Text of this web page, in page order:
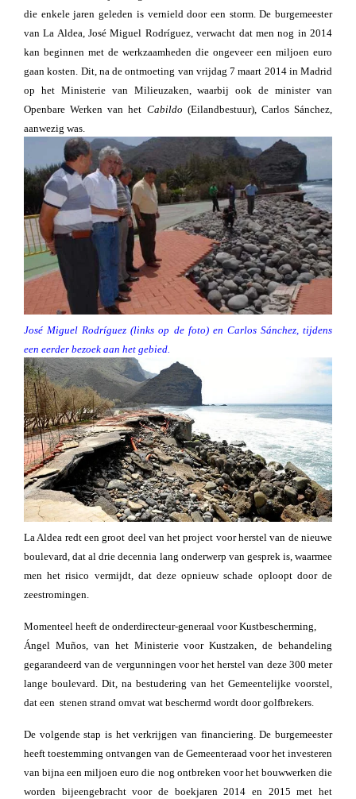
die enkele jaren geleden is vernield door een storm. De burgemeester
van La Aldea, José Miguel Rodríguez, verwacht dat men nog in 2014
kan beginnen met de werkzaamheden die ongeveer een miljoen euro
gaan kosten. Dit, na de ontmoeting van vrijdag 7 maart 2014 in Madrid
op het Ministerie van Milieuzaken, waarbij ook de minister van
Openbare Werken van het Cabildo (Eilandbestuur), Carlos Sánchez,
aanwezig was.
José Miguel Rodríguez (links op de foto) en Carlos Sánchez, tijdens
een eerder bezoek aan het gebied.
La Aldea redt een groot deel van het project voor herstel van de nieuwe
boulevard, dat al drie decennia lang onderwerp van gesprek is, waarmee
men het risico vermijdt, dat deze opnieuw schade oploopt door de
zeestromingen.
Momenteel heeft de onderdirecteur-generaal voor Kustbescherming,
Ángel Muños, van het Ministerie voor Kustzaken, de behandeling
gegarandeerd van de vergunningen voor het herstel van deze 300 meter
lange boulevard. Dit, na bestudering van het Gemeentelijke voorstel,
dat een stenen strand omvat wat beschermd wordt door golfbrekers.
De volgende stap is het verkrijgen van financiering. De burgemeester
heeft toestemming ontvangen van de Gemeenteraad voor het investeren
van bijna een miljoen euro die nog ontbreken voor het bouwwerken die
worden bijeengebracht voor de boekjaren 2014 en 2015 met het